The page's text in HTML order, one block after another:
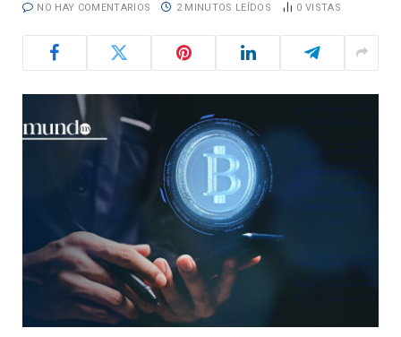
NO HAY COMENTARIOS 2 MINUTOS LEÍDOS 0 VISTAS